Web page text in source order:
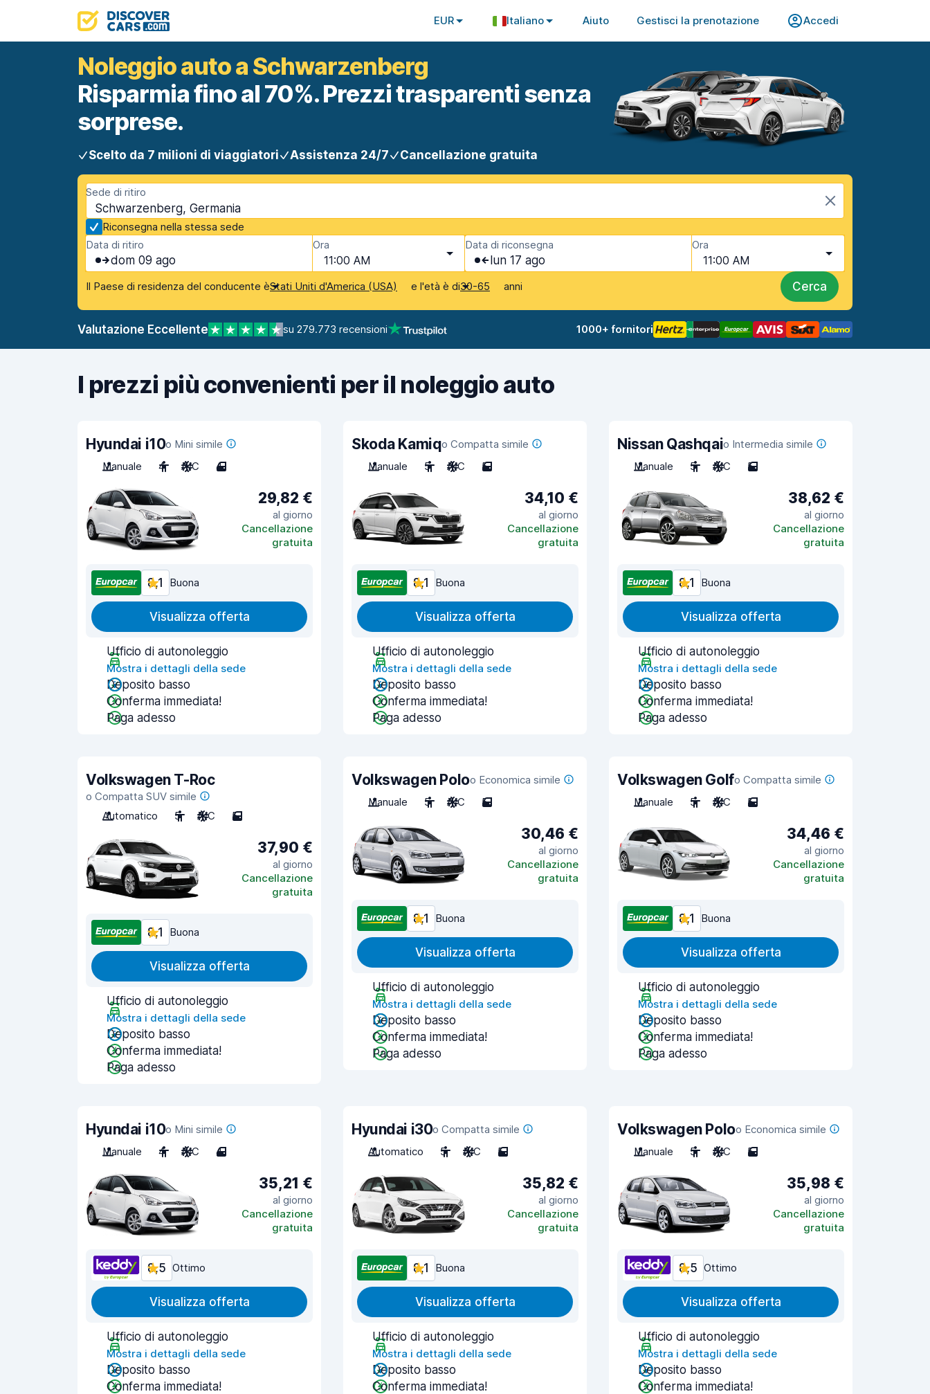
EUR Italiano Aiuto Gestisci la prenotazione Accedi
Noleggio auto a Schwarzenberg
Risparmia fino al 70%. Prezzi trasparenti senza
sorprese.
Scelto da 7 milioni di viaggiatori Assistenza 24/7 Cancellazione gratuita
Sede di ritiro
Schwarzenberg, Germania
Riconsegna nella stessa sede
Data di ritiro
dom 09 ago
Ora
11:00 AM
Data di riconsegna
lun 17 ago
Ora
11:00 AM
Il Paese di residenza del conducente èStati Uniti d'America (USA) e l'età è di30-65 anni Cerca
Valutazione Eccellente su 279.773 recensioni 1000+ fornitori
I prezzi più convenienti per il noleggio auto
Hyundai i10o Mini simile
Manuale
4 A/C 4
29,82 €
al giorno
Cancellazione
gratuita
8,1 Buona
Visualizza offerta
Ufficio di autonoleggio
Mostra i dettagli della sede
Deposito basso
Conferma immediata!
Paga adesso
Skoda Kamiqo Compatta simile
Manuale
5 A/C 5
34,10 €
al giorno
Cancellazione
gratuita
8,1 Buona
Visualizza offerta
Ufficio di autonoleggio
Mostra i dettagli della sede
Deposito basso
Conferma immediata!
Paga adesso
Nissan Qashqaio Intermedia simile
Manuale
5 A/C 5
38,62 €
al giorno
Cancellazione
gratuita
8,1 Buona
Visualizza offerta
Ufficio di autonoleggio
Mostra i dettagli della sede
Deposito basso
Conferma immediata!
Paga adesso
Volkswagen T-Roc
o Compatta SUV simile
Automatico
5 A/C 5
37,90 €
al giorno
Cancellazione
gratuita
8,1 Buona
Visualizza offerta
Ufficio di autonoleggio
Mostra i dettagli della sede
Deposito basso
Conferma immediata!
Paga adesso
Volkswagen Poloo Economica simile
Manuale
5 A/C 5
30,46 €
al giorno
Cancellazione
gratuita
8,1 Buona
Visualizza offerta
Ufficio di autonoleggio
Mostra i dettagli della sede
Deposito basso
Conferma immediata!
Paga adesso
Volkswagen Golfo Compatta simile
Manuale
5 A/C 5
34,46 €
al giorno
Cancellazione
gratuita
8,1 Buona
Visualizza offerta
Ufficio di autonoleggio
Mostra i dettagli della sede
Deposito basso
Conferma immediata!
Paga adesso
Hyundai i10o Mini simile
Manuale
4 A/C 4
35,21 €
al giorno
Cancellazione
gratuita
8,5 Ottimo
Visualizza offerta
Ufficio di autonoleggio
Mostra i dettagli della sede
Deposito basso
Conferma immediata!
Hyundai i30o Compatta simile
Automatico
5 A/C 5
35,82 €
al giorno
Cancellazione
gratuita
8,1 Buona
Visualizza offerta
Ufficio di autonoleggio
Mostra i dettagli della sede
Deposito basso
Conferma immediata!
Volkswagen Poloo Economica simile
Manuale
5 A/C 5
35,98 €
al giorno
Cancellazione
gratuita
8,5 Ottimo
Visualizza offerta
Ufficio di autonoleggio
Mostra i dettagli della sede
Deposito basso
Conferma immediata!